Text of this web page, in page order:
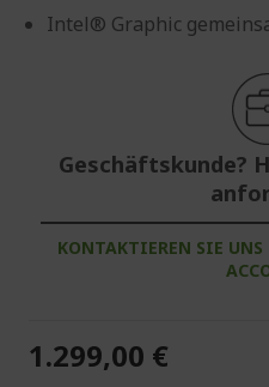
Intel® Graphic
Geschäftskunde?
KONTAKTIEREN SIE UNS
1.299,00 €